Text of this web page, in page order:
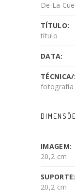
De La
TÍTULO:
título
DATA:
fotografia
IMAGEM:
20,2 cm
SUPORTE:
20,2 cm